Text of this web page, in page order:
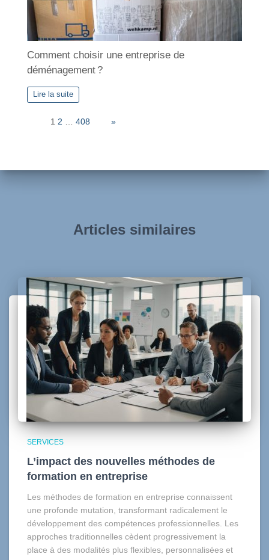
Comment choisir une entreprise de
déménagement ?
Lire la suite
1 2 408 »
Articles similaires
SERVICES
L’impact des nouvelles méthodes de
formation en entreprise
Les méthodes de formation en entreprise connaissent
une profonde mutation, transformant radicalement le
développement des compétences professionnelles. Les
approches traditionnelles cèdent progressivement la
place à des modalités plus flexibles, personnalisées et